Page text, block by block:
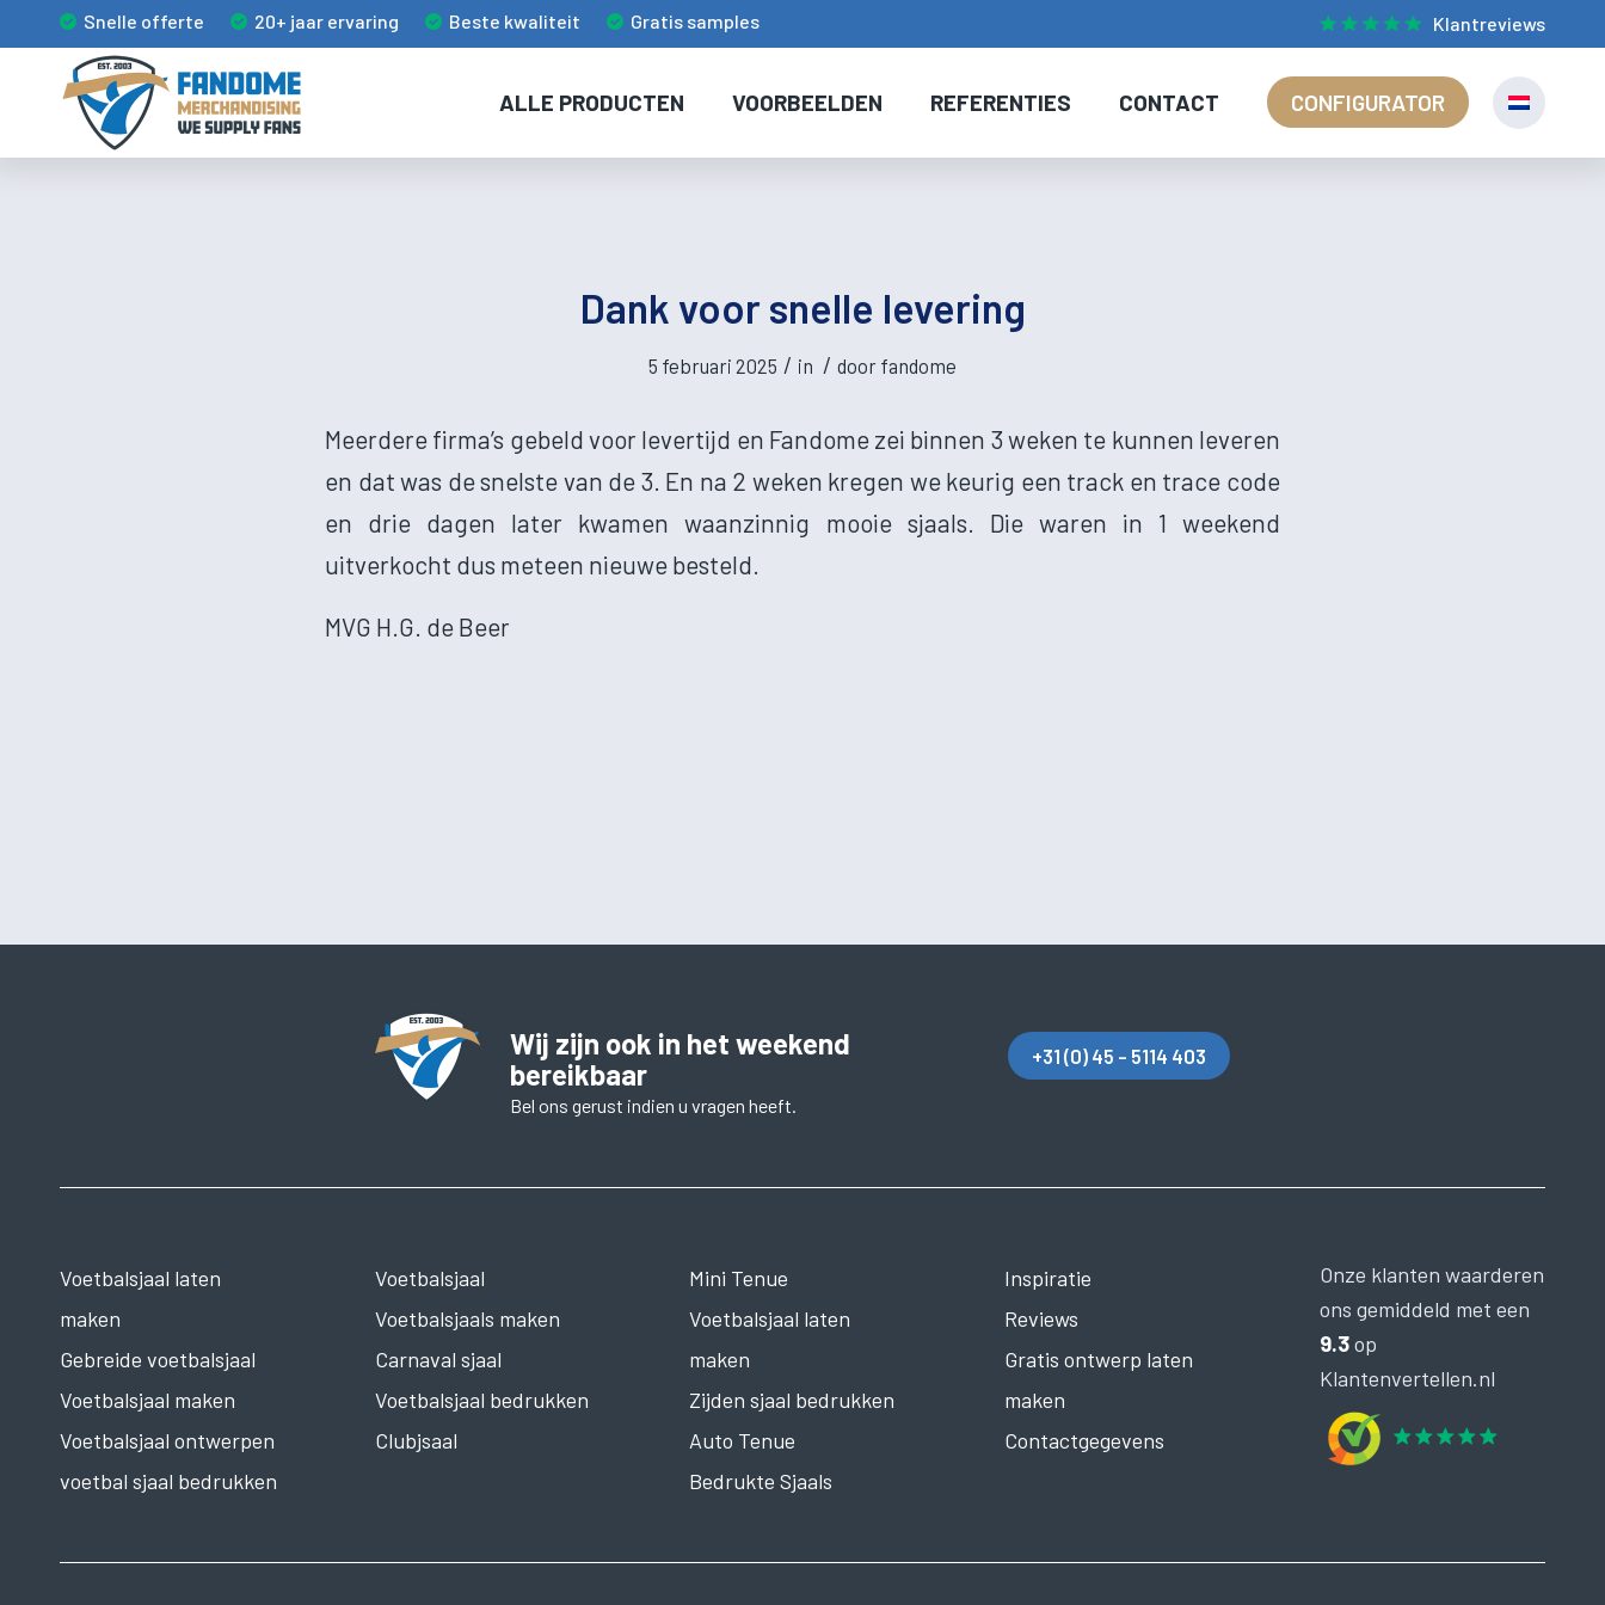
Klantreviews
Snelle offerte 20+ jaar ervaring Beste kwaliteit Gratis samples
ALLE PRODUCTEN VOORBEELDEN REFERENTIES CONTACT CONFIGURATOR
Dank voor snelle levering
5 februari 2025 / in / door fandome
Meerdere firma’s gebeld voor levertijd en Fandome zei binnen 3 weken te kunnen leveren
en dat was de snelste van de 3. En na 2 weken kregen we keurig een track en trace code
en drie dagen later kwamen waanzinnig mooie sjaals. Die waren in 1 weekend
uitverkocht dus meteen nieuwe besteld.
MVG H.G. de Beer
Wij zijn ook in het weekend
bereikbaar
Bel ons gerust indien u vragen heeft.
+31 (0) 45 - 5114 403
Voetbalsjaal laten
maken
Gebreide voetbalsjaal
Voetbalsjaal maken
Voetbalsjaal ontwerpen
voetbal sjaal bedrukken
Voetbalsjaal
Voetbalsjaals maken
Carnaval sjaal
Voetbalsjaal bedrukken
Clubjsaal
Mini Tenue
Voetbalsjaal laten
maken
Zijden sjaal bedrukken
Auto Tenue
Bedrukte Sjaals
Inspiratie
Reviews
Gratis ontwerp laten
maken
Contactgegevens
Onze klanten waarderen
ons gemiddeld met een
9.3op
Klantenvertellen.nl